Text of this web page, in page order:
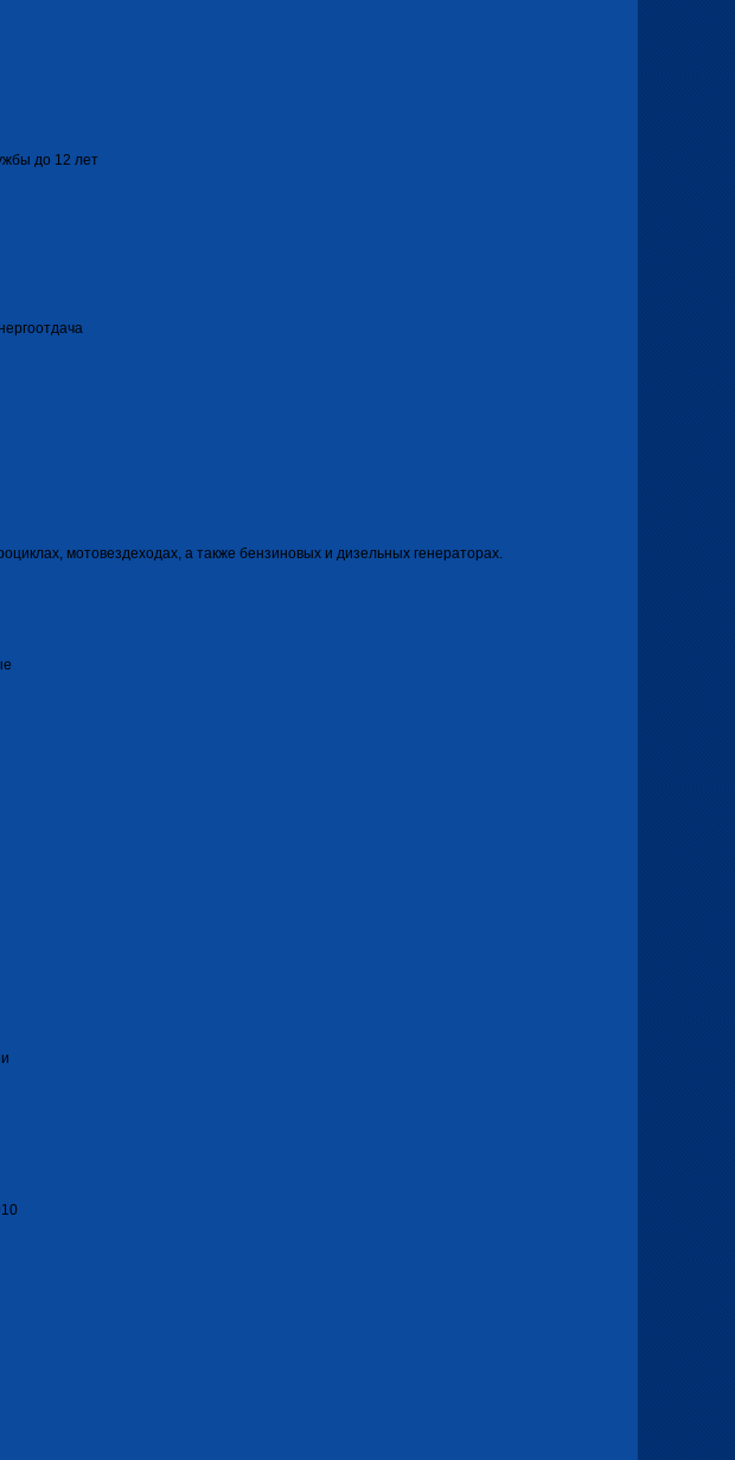
до 12 лет
мотовездеходах, а также бензиновых и дизельных генераторах.